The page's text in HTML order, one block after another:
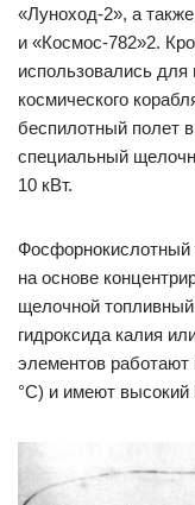
«Луноход-2», а
и «Космос-782»2.
использовались
космического
беспилотный полет
специальный
10 кВт.
Фосфорнокислотный
на основе
щелочной
гидроксида калия
элементов работают
°C) и имеют